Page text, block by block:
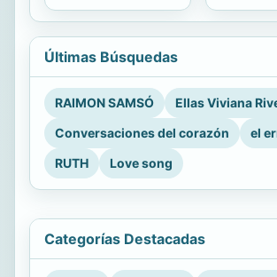
Últimas Búsquedas
RAIMON SAMSÓ
Ellas Viviana
Conversaciones del corazón
el
RUTH
Love song
Categorías Destacadas